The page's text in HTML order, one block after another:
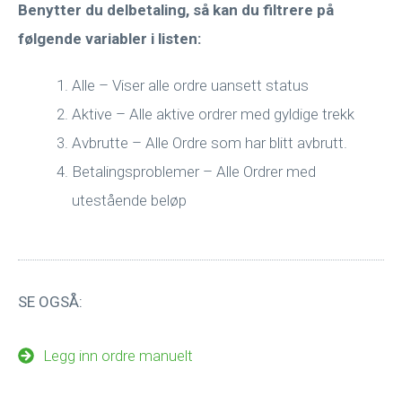
Benytter du delbetaling, så kan du filtrere på
følgende variabler i listen:
Alle – Viser alle ordre uansett status
Aktive – Alle aktive ordrer med gyldige trekk
Avbrutte – Alle Ordre som har blitt avbrutt.
Betalingsproblemer – Alle Ordrer med
utestående beløp
SE OGSÅ:
Legg inn ordre manuelt